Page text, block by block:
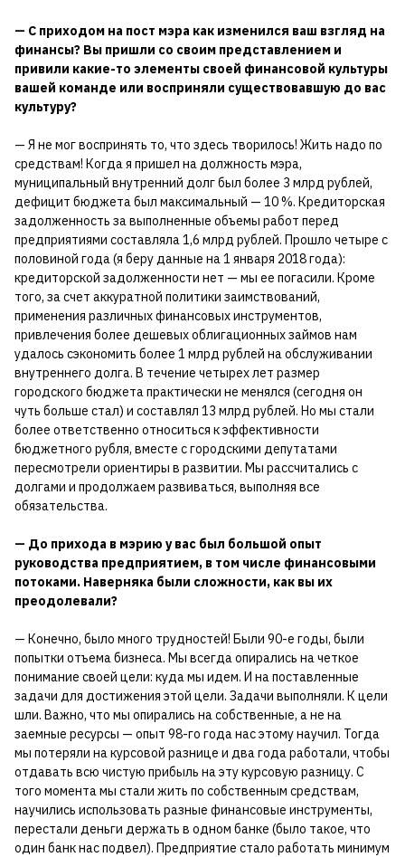
— С приходом на пост мэра как изменился ваш взгляд на
финансы? Вы пришли со своим представлением и
привили какие-то элементы своей финансовой культуры
вашей команде или восприняли существовавшую до вас
культуру?
— Я не мог воспринять то, что здесь творилось! Жить надо по
средствам! Когда я пришел на должность мэра,
муниципальный внутренний долг был более 3 млрд рублей,
дефицит бюджета был максимальный — 10 %. Кредиторская
задолженность за выполненные объемы работ перед
предприятиями составляла 1,6 млрд рублей. Прошло четыре с
половиной года (я беру данные на 1 января 2018 года):
кредиторской задолженности нет — мы ее погасили. Кроме
того, за счет аккуратной политики заимствований,
применения различных финансовых инструментов,
привлечения более дешевых облигационных займов нам
удалось сэкономить более 1 млрд рублей на обслуживании
внутреннего долга. В течение четырех лет размер
городского бюджета практически не менялся (сегодня он
чуть больше стал) и составлял 13 млрд рублей. Но мы стали
более ответственно относиться к эффективности
бюджетного рубля, вместе с городскими депутатами
пересмотрели ориентиры в развитии. Мы рассчитались с
долгами и продолжаем развиваться, выполняя все
обязательства.
— До прихода в мэрию у вас был большой опыт
руководства предприятием, в том числе финансовыми
потоками. Наверняка были сложности, как вы их
преодолевали?
— Конечно, было много трудностей! Были 90-е годы, были
попытки отъема бизнеса. Мы всегда опирались на четкое
понимание своей цели: куда мы идем. И на поставленные
задачи для достижения этой цели. Задачи выполняли. К цели
шли. Важно, что мы опирались на собственные, а не на
заемные ресурсы — опыт 98-го года нас этому научил. Тогда
мы потеряли на курсовой разнице и два года работали, чтобы
отдавать всю чистую прибыль на эту курсовую разницу. С
того момента мы стали жить по собственным средствам,
научились использовать разные финансовые инструменты,
перестали деньги держать в одном банке (было такое, что
один банк нас подвел). Предприятие стало работать минимум